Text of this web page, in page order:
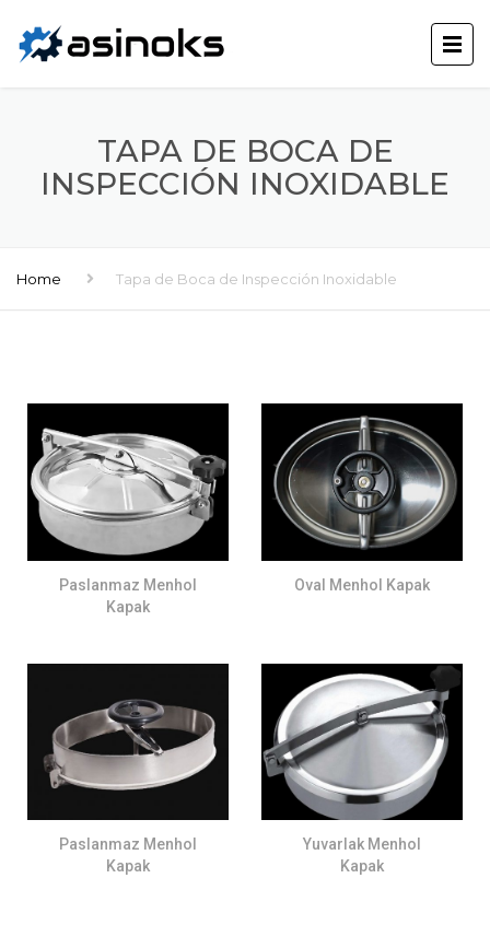
TAPA DE BOCA DE
INSPECCIÓN INOXIDABLE
Home Tapa de Boca de Inspección Inoxidable
Paslanmaz Menhol
Kapak
Oval Menhol Kapak
Paslanmaz Menhol
Kapak
Yuvarlak Menhol
Kapak